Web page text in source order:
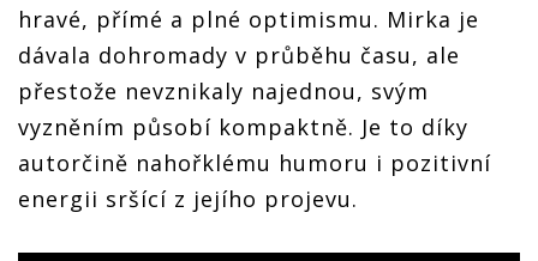
hravé, přímé a plné optimismu. Mirka je
dávala dohromady v průběhu času, ale
přestože nevznikaly najednou, svým
vyzněním působí kompaktně. Je to díky
autorčině nahořklému humoru i pozitivní
energii sršící z jejího projevu.